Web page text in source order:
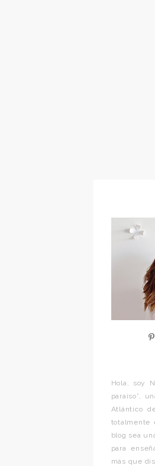
Hola, soy
paraíso”,
Atlántico
totalmente
blog sea
para
más que